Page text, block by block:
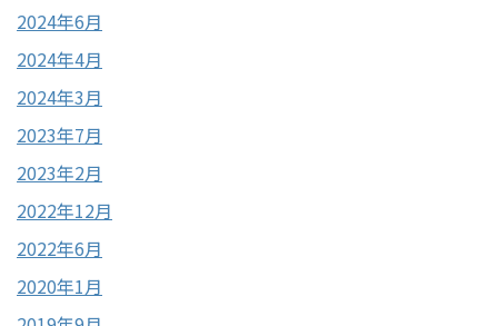
2024年6月
2024年4月
2024年3月
2023年7月
2023年2月
2022年12月
2022年6月
2020年1月